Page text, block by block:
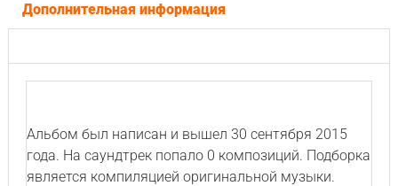
Дополнительная информация
Альбом был написан и вышел 30 сентября 2015
года. На саундтрек попало 0 композиций. Подборка
является компиляцией оригинальной музыки.